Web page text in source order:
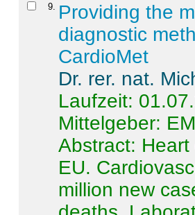
9
Providing the
diagnostic
CardioMet
Dr. rer. nat.
Laufzeit:
Mittelgeber:
Abstract:
EU.
million new